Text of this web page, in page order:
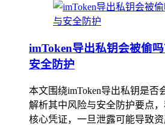
imToken导出私钥会被偷
安全防护
本文围绕imToken导出私钥是否
解析其中风险与安全防护要点
核心凭证，一旦泄露可能导致